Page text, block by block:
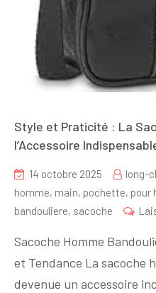
Style et Praticité : La
l’Accessoire
14 octobre 2025 long-
homme, main, pochette, pour
bandouliere, sacoche
Sacoche Homme
et Tendance La sacoche
devenue un accessoire